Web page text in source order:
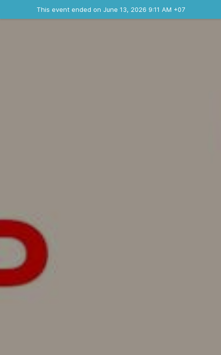
This event ended on June 13, 2026 9:11 AM +07